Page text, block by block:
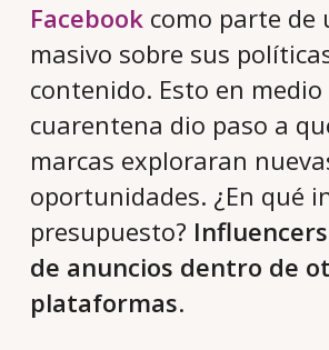
Facebookcomo parte de
masivo sobre sus
contenido. Esto en medio
cuarentena dio paso a
marcas exploraran
oportunidades. ¿En qué
presupuesto?
de anuncios dentro de
plataformas.